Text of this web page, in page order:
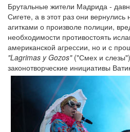
Брутальные жители Мадрида -
Сигете, а в этот раз они вернулись
агитками о произволе полиции,
необходимости противостоять
американской агрессии, но и с
"Lagrimas y Gozos"("Смех и
законотворческие инициативы